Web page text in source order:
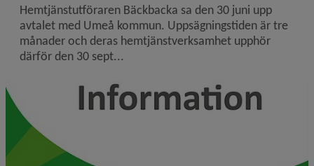
Hemtjänstutföraren Bäckbacka sa den 30 juni upp
avtalet med Umeå kommun. Uppsägningstiden är tre
månader och deras hemtjänstverksamhet upphör
därför den 30 sept...